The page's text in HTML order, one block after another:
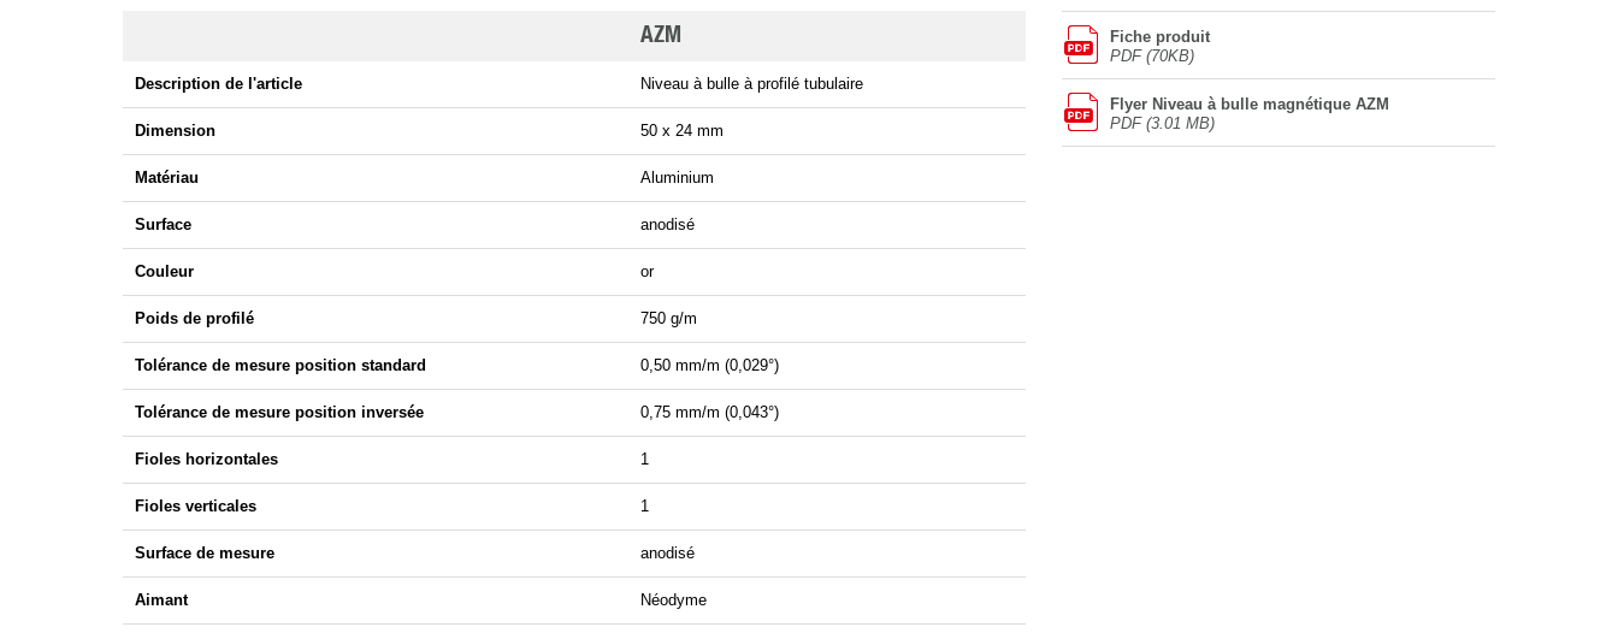
AZM
Description de l'article Niveau à bulle à profilé tubulaire
Dimension 50 x 24 mm
Matériau Aluminium
Surface anodisé
Couleur or
Poids de profilé 750 g/m
Tolérance de mesure position standard 0,50 mm/m (0,029°)
Tolérance de mesure position inversée 0,75 mm/m (0,043°)
Fioles horizontales 1
Fioles verticales 1
Surface de mesure anodisé
Aimant Néodyme
Fiche produit
PDF (70KB)
Flyer Niveau à bulle magnétique AZM
PDF (3.01 MB)